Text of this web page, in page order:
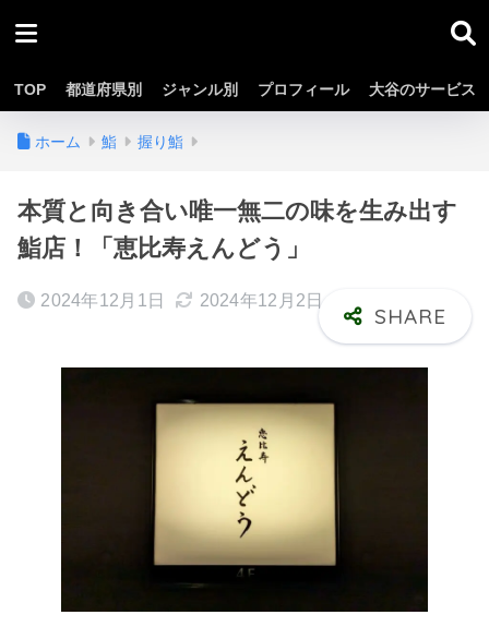
TOP 都道府県別 ジャンル別 プロフィール 大谷のサービス
ホーム 鮨 握り鮨
本質と向き合い唯一無二の味を生み出す
鮨店！「恵比寿えんどう」
2024年12月1日 2024年12月2日